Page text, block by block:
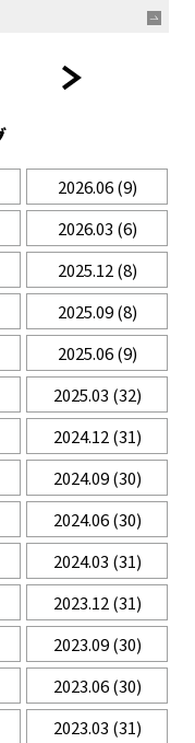
次
の
2026.06(9)
2026.03 (6)
2025.12(8)
2025.09(8)
2025.06(9)
2025.03 (32)
2024.12(31)
2024.09(30)
2024.06(30)
2024.03 (31)
2023.12(31)
2023.09(30)
2023.06(30)
2023.03 (31)